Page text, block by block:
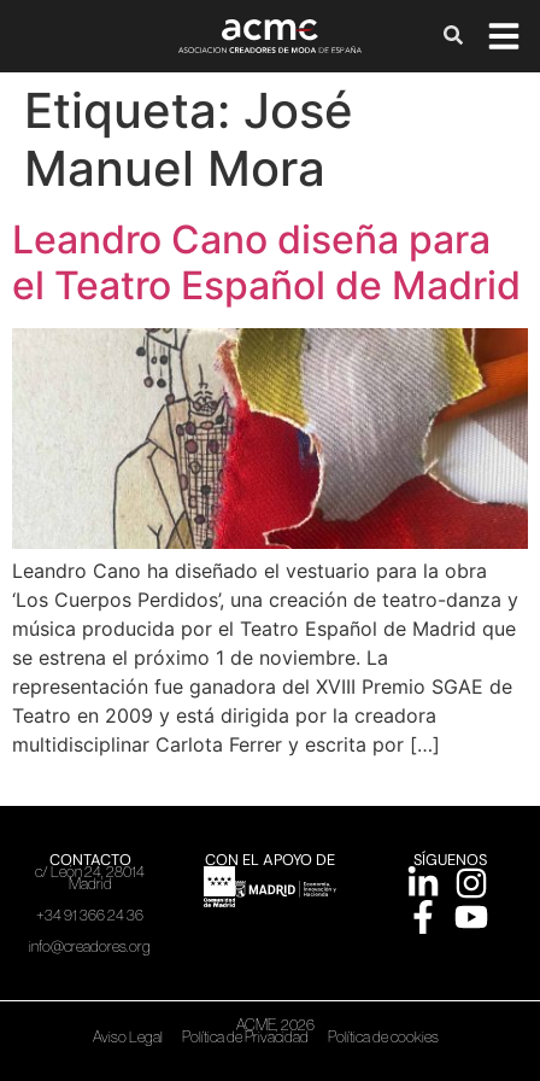
Etiqueta: José
Manuel Mora
Leandro Cano diseña para
el Teatro Español de Madrid
Leandro Cano ha diseñado el vestuario para la obra
‘Los Cuerpos Perdidos’, una creación de teatro-danza y
música producida por el Teatro Español de Madrid que
se estrena el próximo 1 de noviembre. La
representación fue ganadora del XVIII Premio SGAE de
Teatro en 2009 y está dirigida por la creadora
multidisciplinar Carlota Ferrer y escrita por […]
CONTACTO
c/ León 24, 28014
Madrid
+34 91 366 24 36
info@creadores.org
CON EL APOYO DE SÍGUENOS
ACME, 2026
Aviso Legal Política de Privacidad Política de cookies